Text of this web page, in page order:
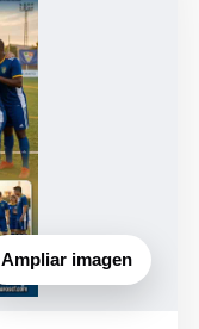
Ampliar imagen